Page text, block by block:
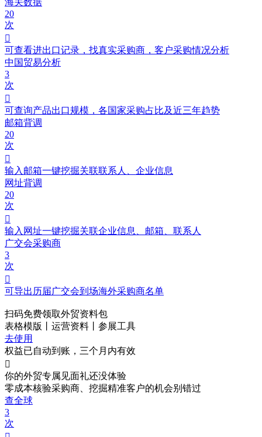
20
次

可查看进出口记录，找真实采购商，客户采购情况分析
中国贸易分析
3
次

可查询产品出口规模，各国家采购占比及近三年趋势
邮箱背调
20
次

输入邮箱一键挖掘关联联系人、企业信息
网址背调
20
次

输入网址一键挖掘关联企业信息、邮箱、联系人
广交会采购商
3
次

可导出历届广交会到场海外采购商名单
扫码免费领取外贸资料包
表格模版丨运营资料丨参展工具
去使用
权益已自动到账，三个月内有效

你的外贸专属见面礼还没体验
零成本核验采购商、挖掘精准客户的机会别错过
查全球
3
次